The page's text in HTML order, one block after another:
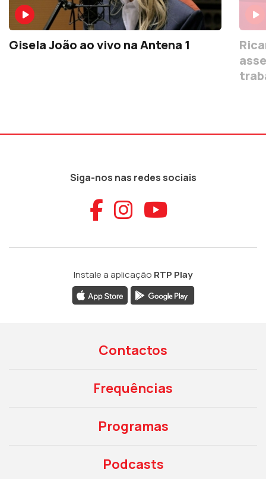
Gisela João ao vivo na Antena 1
Siga-nos nas redes sociais
Aceder ao
Aceder ao
Aceder
Instale a aplicação RTP Play
Contactos
Frequências
Programas
Podcasts